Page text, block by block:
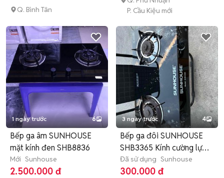
Q. Bình Tân
P. Cầu Kiệu mới
1 ngày trước 6
Bếp ga âm SUNHOUSE
mặt kính đen SHB8836
Mới Sunhouse
2.500.000 đ
3 ngày trước 4
Bếp ga đôi SUNHOUSE
SHB3365 Kính cường lực
Đen
Đã sử dụng Sunhouse
300.000 đ